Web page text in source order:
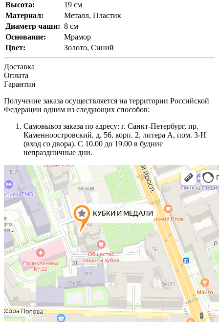
Высота:
19 см
Материал:
Металл, Пластик
Диаметр чаши: 8 см
Основание:
Мрамор
Цвет:
Золото, Синий
Доставка
Оплата
Гарантии
Получение заказа осуществляется на территории Российской
Федерации одним из следующих способов:
Самовывоз заказа по адресу: г. Санкт-Петербург, пр.
Каменноостровский, д. 56, корп. 2, литера А, пом. 3-Н
(вход со двора). С 10.00 до 19.00 в будние
непраздничные дни.